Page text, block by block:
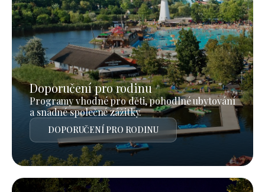
Doporučení pro rodinu
Programy vhodné pro děti, pohodlné ubytování
a snadné společné zážitky.
DOPORUČENÍ PRO RODINU